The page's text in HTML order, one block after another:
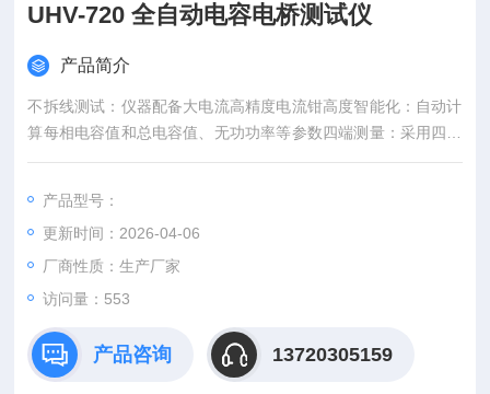
UHV-720 全自动电容电桥测试仪
产品简介
不拆线测试：仪器配备大电流高精度电流钳高度智能化：自动计
算每相电容值和总电容值、无功功率等参数四端测量：采用四端
测量技术，测量精确
产品型号：
更新时间：2026-04-06
厂商性质：生产厂家
访问量：553
产品咨询 13720305159